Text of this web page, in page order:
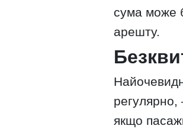
сума може
арешту.
якщо